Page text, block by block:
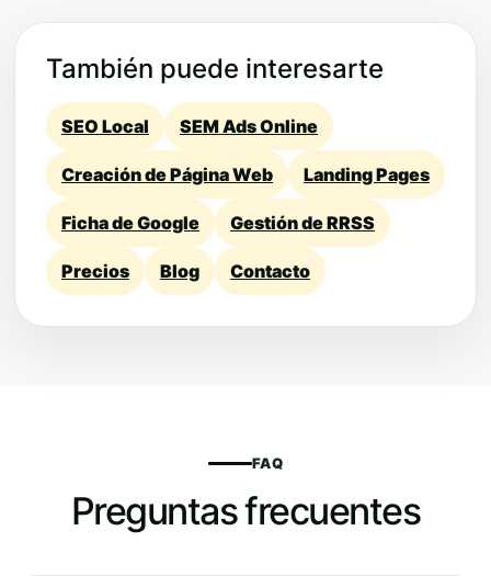
También puede interesarte
SEO Local SEM Ads Online
Creación de Página Web Landing Pages
Ficha de Google Gestión de RRSS
Precios Blog Contacto
FAQ
Preguntas frecuentes